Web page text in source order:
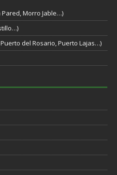
Pared, Morro Jable…)
del Rosario, Puerto Lajas…)